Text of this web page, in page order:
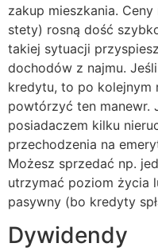
zakup mieszkania.
stety) rosną dość
takiej sytuacji
dochodów z najmu.
kredytu, to po kolejnym
powtórzyć ten manewr.
posiadaczem kilku
przechodzenia na
Możesz sprzedać np.
utrzymać poziom życia
pasywny (bo kredyty
Dywidendy